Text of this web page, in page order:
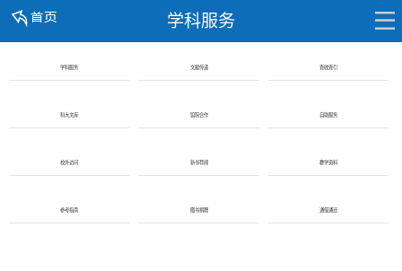
学科服务
学科服务 文献传递 查收查引
科大文库 馆院合作 自助服务
校外访问 新书荐阅 教学资料
参考指南 图书捐赠 通借通还